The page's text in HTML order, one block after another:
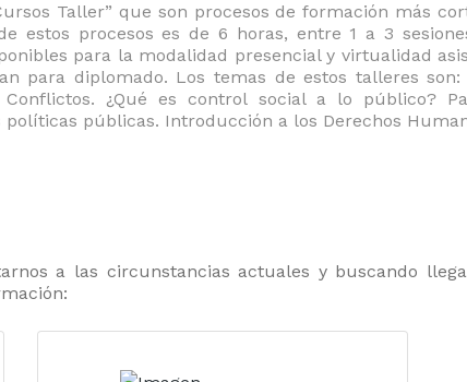
Taller” que son procesos de formación más
estos procesos es de 6 horas, entre 1 a 3
para la modalidad presencial y virtualidad
para diplomado. Los temas de estos talleres
¿Qué es control social a lo público?
públicas. Introducción a los Derechos
a las circunstancias actuales y buscando